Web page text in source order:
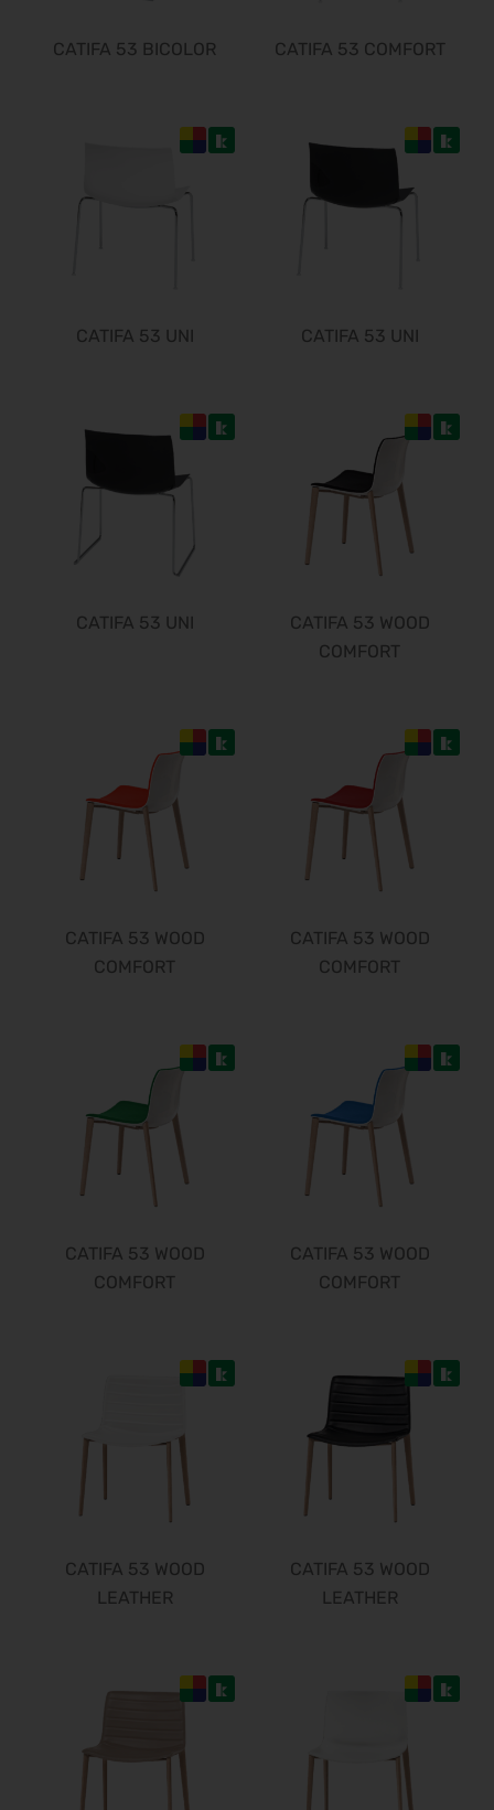
CATIFA 53 BICOLOR CATIFA 53 COMFORT
CATIFA 53 UNI CATIFA 53 UNI
CATIFA 53 UNI
CATIFA 53 WOOD
COMFORT
CATIFA 53 WOOD
COMFORT
CATIFA 53 WOOD
COMFORT
CATIFA 53 WOOD
COMFORT
CATIFA 53 WOOD
COMFORT
CATIFA 53 WOOD
LEATHER
CATIFA 53 WOOD
LEATHER